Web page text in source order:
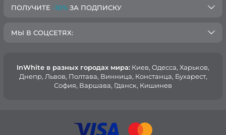
ПОЛУЧИТЕ -10% ЗА ПОДПИСКУ
МЫ В СОЦСЕТЯХ:
InWhite в разных городах мира: Киев, Oдесса, Харьков,
Днепр, Львов, Полтава, Винница, Констанца, Бухарест,
София, Варшава, Гданск, Кишинев